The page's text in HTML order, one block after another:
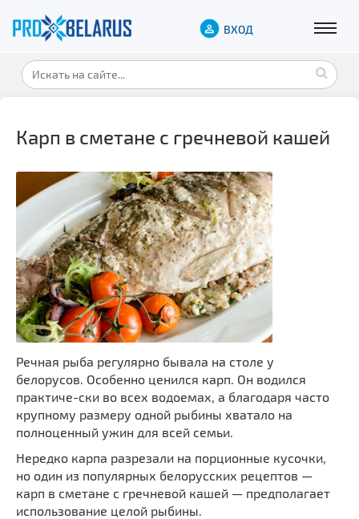
ВХОД
Карп в сметане с гречневой кашей
Речная рыба регулярно бывала на столе у
белорусов. Особенно ценился карп. Он водился
практиче-ски во всех водоемах, а благодаря часто
крупному размеру одной рыбины хватало на
полноценный ужин для всей семьи.
Нередко карпа разрезали на порционные кусочки,
но один из популярных белорусских рецептов —
карп в сметане с гречневой кашей — предполагает
использование целой рыбины.